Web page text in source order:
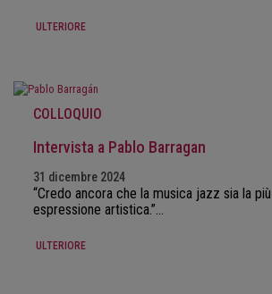
ULTERIORE
COLLOQUIO
Intervista a Pablo Barragan
31 dicembre 2024
“Credo ancora che la musica jazz sia la
espressione artistica.”…
ULTERIORE